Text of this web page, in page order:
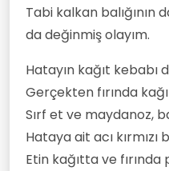
Tabi kalkan balığının
da değinmiş olayım.
Hatayın kağıt kebabı
Gerçekten fırında
Sırf et ve maydanoz,
Hataya ait acı
Etin kağıtta ve